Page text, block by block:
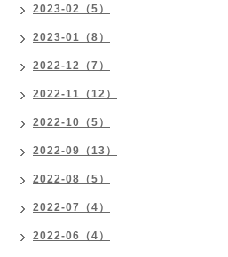
2023-02（5）
2023-01（8）
2022-12（7）
2022-11（12）
2022-10（5）
2022-09（13）
2022-08（5）
2022-07（4）
2022-06（4）